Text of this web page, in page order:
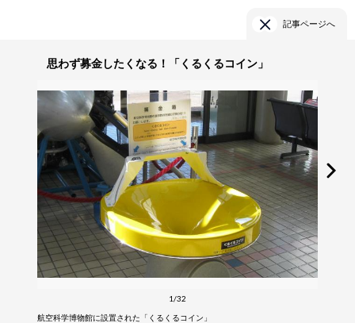
記事ページへ
思わず募金したくなる！「くるくるコイン」
1/32
航空科学博物館に設置された「くるくるコイン」